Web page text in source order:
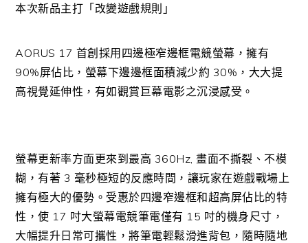
本次新品主打「改變遊戲規則」
AORUS 17 首創採用四邊極窄邊框電競螢幕，擁有
90%屏佔比，螢幕下邊邊框面積減少約 30%，大大提
高視覺延伸性，有如觀賞巨幕電影之沉浸感受。
螢幕更新率方面更來到最高 360Hz, 畫面不撕裂、不模
糊，有著 3 毫秒極短的反應時間，讓玩家在遊戲戰場上
擁有極大的優勢。受惠於四邊窄邊框和超高屏佔比的特
性，使 17 吋大螢幕電競筆電僅有 15 吋的機身尺寸，
大幅提升日常可攜性，將筆電輕鬆滑進背包，隨時隨地